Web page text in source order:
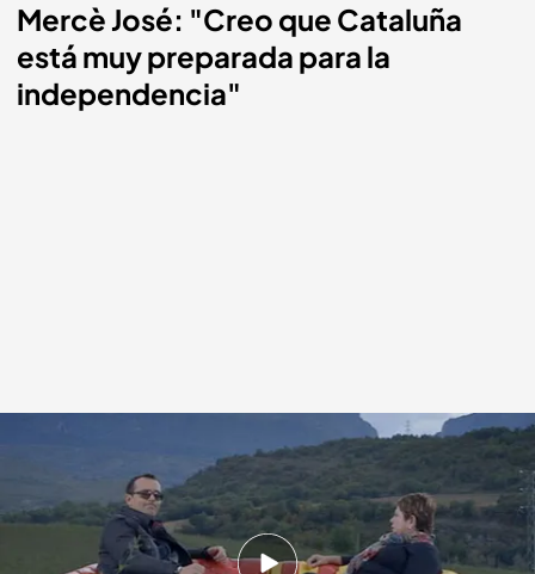
Mercè José: "Creo que Cataluña
está muy preparada para la
independencia"
09 NOV 2014 - 22:38h.
Compartir